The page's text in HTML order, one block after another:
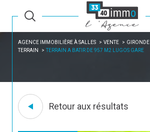
AGENCE IMMOBILIÈRE À SALLES VENTE GIRONDE
TERRAIN
TERRAIN A BATIR DE 957 M2 LUGOS GARE
Retour aux résultats